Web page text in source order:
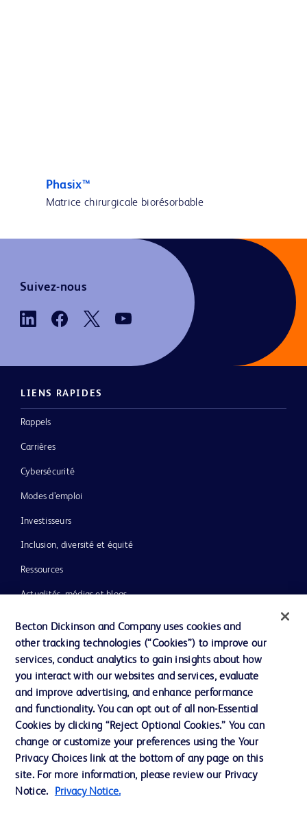
Phasix™
Matrice chirurgicale biorésorbable
Suivez-nous
LIENS RAPIDES
Rappels
Carrières
Cybersécurité
Modes d’emploi
Investisseurs
Inclusion, diversité et équité
Ressources
Actualités, médias et blogs
Ethique et conformité
Nous contacter
Paramètres des cookies
Charte de Protection des Données Personnelles
Conditions d'utlisation
Becton Dickinson and Company uses cookies and
other tracking technologies (“Cookies”) to improve our
services, conduct analytics to gain insights about how
you interact with our websites and services, evaluate
and improve advertising, and enhance performance
and functionality. You can opt out of all non-Essential
Cookies by clicking “Reject Optional Cookies.” You can
change or customize your preferences using the Your
Privacy Choices link at the bottom of any page on this
site. For more information, please review our Privacy
Notice.
Privacy Notice.